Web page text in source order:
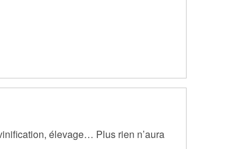
élevage… Plus rien n’aura